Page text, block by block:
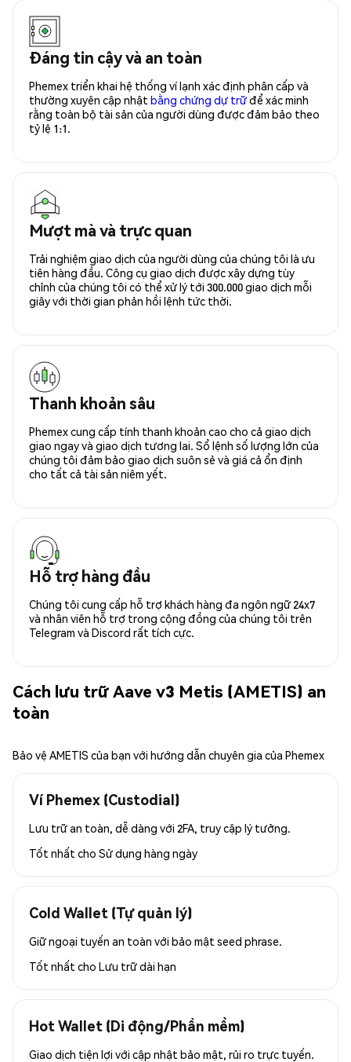
Đáng tin cậy và an toàn
Phemex triển khai hệ thống ví lạnh xác định phân cấp và
thường xuyên cập nhật bằng chứng dự trữđể xác minh
rằng toàn bộ tài sản của người dùng được đảm bảo theo
tỷ lệ 1:1.
Mượt mà và trực quan
Trải nghiệm giao dịch của người dùng của chúng tôi là ưu
tiên hàng đầu. Công cụ giao dịch được xây dựng tùy
chỉnh của chúng tôi có thể xử lý tới 300.000 giao dịch mỗi
giây với thời gian phản hồi lệnh tức thời.
Thanh khoản sâu
Phemex cung cấp tính thanh khoản cao cho cả giao dịch
giao ngay và giao dịch tương lai. Sổ lệnh số lượng lớn của
chúng tôi đảm bảo giao dịch suôn sẻ và giá cả ổn định
cho tất cả tài sản niêm yết.
Hỗ trợ hàng đầu
Chúng tôi cung cấp hỗ trợ khách hàng đa ngôn ngữ 24x7
và nhân viên hỗ trợ trong cộng đồng của chúng tôi trên
Telegram và Discord rất tích cực.
Cách lưu trữ Aave v3 Metis (AMETIS) an
toàn
Bảo vệ AMETIS của bạn với hướng dẫn chuyên gia của Phemex
Ví Phemex (Custodial)
Lưu trữ an toàn, dễ dàng với 2FA, truy cập lý tưởng.
Tốt nhất cho Sử dụng hàng ngày
Cold Wallet (Tự quản lý)
Giữ ngoại tuyến an toàn với bảo mật seed phrase.
Tốt nhất cho Lưu trữ dài hạn
Hot Wallet (Di động/Phần mềm)
Giao dịch tiện lợi với cập nhật bảo mật, rủi ro trực tuyến.